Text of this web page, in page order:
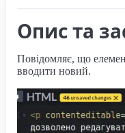
Опис та
Повідомляє, що
вводити новий.